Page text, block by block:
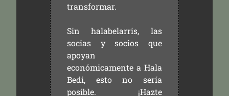
transformar.
Sin halabelarris, las
socias y socios que
apoyan
económicamente a Hala
Bedi, esto no sería
posible. ¡Hazte